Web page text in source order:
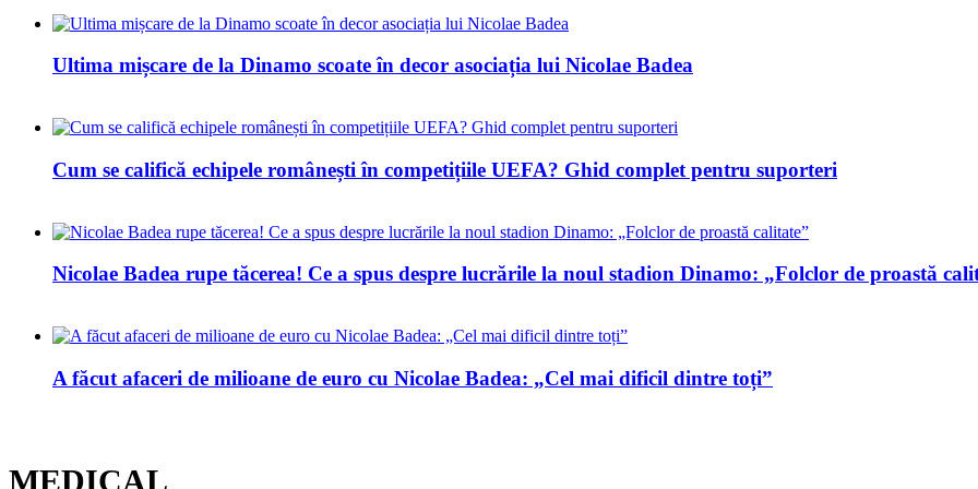
Ultima mișcare de la Dinamo scoate în decor asociația lui Nicolae Badea
Cum se califică echipele românești în competițiile UEFA? Ghid complet pentru suporteri
Nicolae Badea rupe tăcerea! Ce a spus despre lucrările la noul stadion Dinamo: „Folclor de proastă
A făcut afaceri de milioane de euro cu Nicolae Badea: „Cel mai dificil dintre toți”
MEDICAL